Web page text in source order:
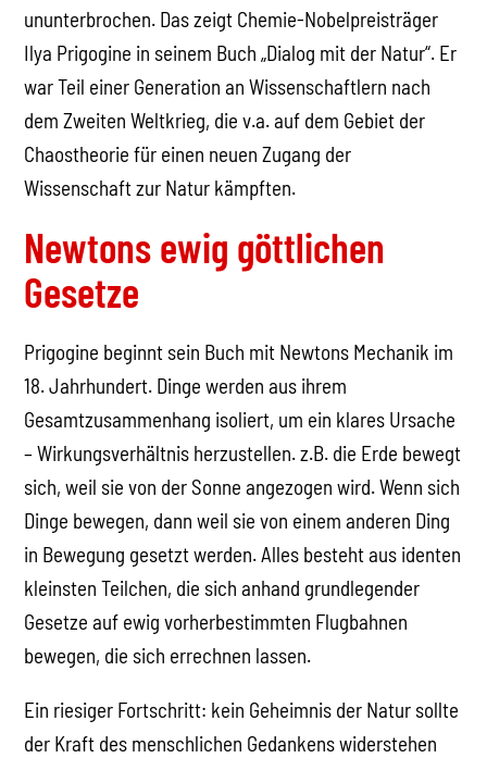
ununterbrochen. Das zeigt Chemie-Nobelpreisträger
Ilya Prigogine in seinem Buch „Dialog mit der Natur“. Er
war Teil einer Generation an Wissenschaftlern nach
dem Zweiten Weltkrieg, die v.a. auf dem Gebiet der
Chaostheorie für einen neuen Zugang der
Wissenschaft zur Natur kämpften.
Newtons ewig göttlichen
Gesetze
Prigogine beginnt sein Buch mit Newtons Mechanik im
18. Jahrhundert. Dinge werden aus ihrem
Gesamtzusammenhang isoliert, um ein klares Ursache
– Wirkungsverhältnis herzustellen. z.B. die Erde bewegt
sich, weil sie von der Sonne angezogen wird. Wenn sich
Dinge bewegen, dann weil sie von einem anderen Ding
in Bewegung gesetzt werden. Alles besteht aus identen
kleinsten Teilchen, die sich anhand grundlegender
Gesetze auf ewig vorherbestimmten Flugbahnen
bewegen, die sich errechnen lassen.
Ein riesiger Fortschritt: kein Geheimnis der Natur sollte
der Kraft des menschlichen Gedankens widerstehen